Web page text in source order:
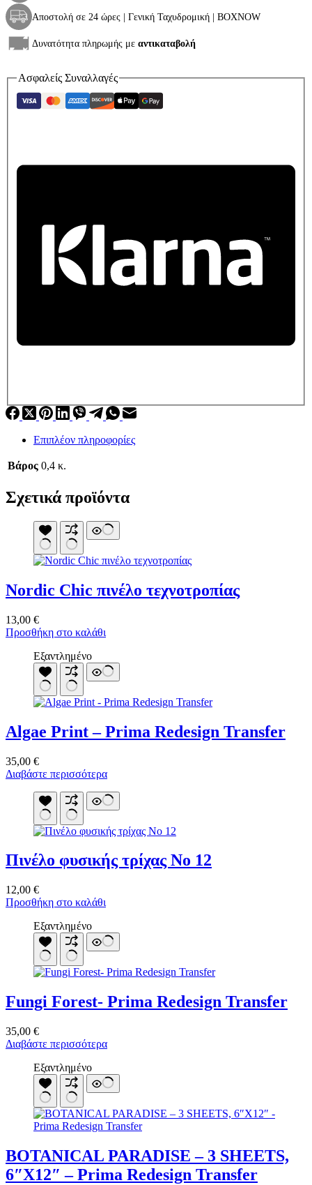
Αποστολή σε 24 ώρες | Γενική Ταχυδρομική | BOXNOW
Δυνατότητα πληρωμής με αντικαταβολή
Ασφαλείς Συναλλαγές
Επιπλέον πληροφορίες
Βάρος 0,4 κ.
Σχετικά προϊόντα
Nordic Chic πινέλο τεχνοτροπίας
13,00 €
Προσθήκη στο καλάθι
Εξαντλημένο
Algae Print – Prima Redesign Transfer
35,00 €
Διαβάστε περισσότερα
Πινέλο φυσικής τρίχας Νο 12
12,00 €
Προσθήκη στο καλάθι
Εξαντλημένο
Fungi Forest- Prima Redesign Transfer
35,00 €
Διαβάστε περισσότερα
Εξαντλημένο
BOTANICAL PARADISE – 3 SHEETS,
6″X12″ – Prima Redesign Transfer